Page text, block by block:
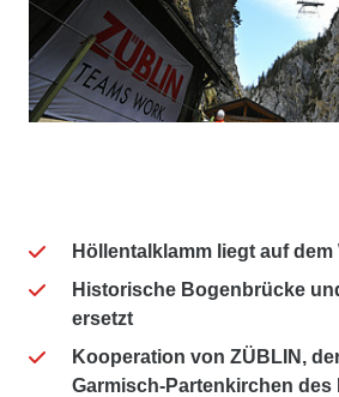
Höllentalklamm liegt auf
Historische Bogenbrücke
ersetzt
Kooperation von ZÜBLIN,
Garmisch-Partenkirchen des